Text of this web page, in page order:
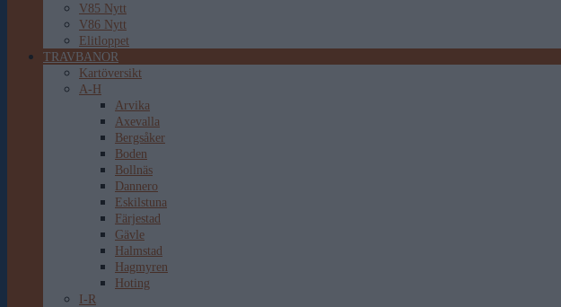
V85 Nytt
V86 Nytt
Elitloppet
TRAVBANOR
Kartöversikt
A-H
Arvika
Axevalla
Bergsåker
Boden
Bollnäs
Dannero
Eskilstuna
Färjestad
Gävle
Halmstad
Hagmyren
Hoting
I-R